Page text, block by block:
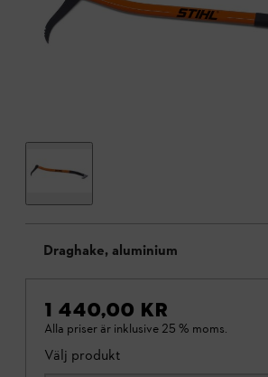
Draghake, aluminium
1 440,00 KR
Alla priser är inklusive 25 % moms.
Välj produkt